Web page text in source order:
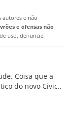
autores e não
e ofensas não
uso, denuncie.
Coisa que a
do novo Civic..